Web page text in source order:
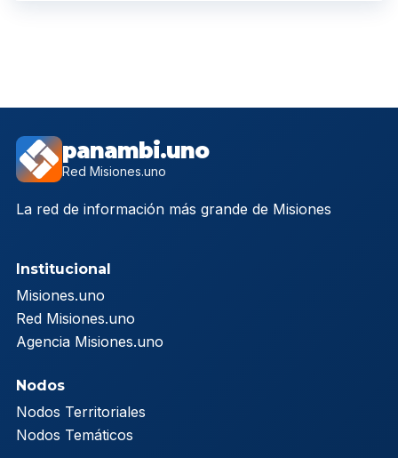
panambi.uno
Red Misiones.uno
La red de información más grande de Misiones
Institucional
Misiones.uno
Red Misiones.uno
Agencia Misiones.uno
Nodos
Nodos Territoriales
Nodos Temáticos